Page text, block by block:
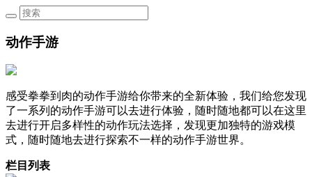
动作手游
感受拳拳到肉的动作手游给你带来的全新体验，我们给您发现
了一系列的动作手游可以去进行体验，随时随地都可以在这里
去进行开启多样性的动作玩法选择，发现更加独特的游戏模
式，随时随地去进行探索不一样的动作手游世界。
栏目列表